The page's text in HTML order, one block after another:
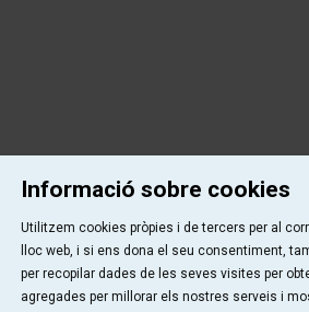
Informació sobre cookies
Utilitzem cookies pròpies i de tercers per al
lloc web, i si ens dona el seu consentiment,
per recopilar dades de les seves visites per
agregades per millorar els nostres serveis i